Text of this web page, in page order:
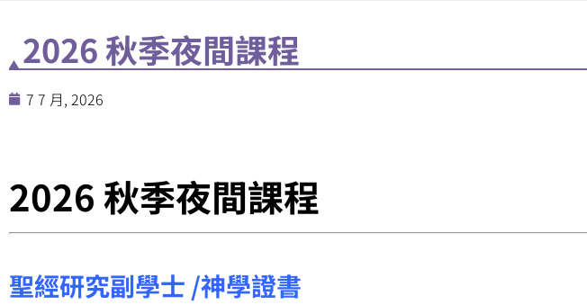
2026 秋季夜間課程
7 7 月, 2026
2026 秋季夜間課程
聖經研究副學士 /神學證書